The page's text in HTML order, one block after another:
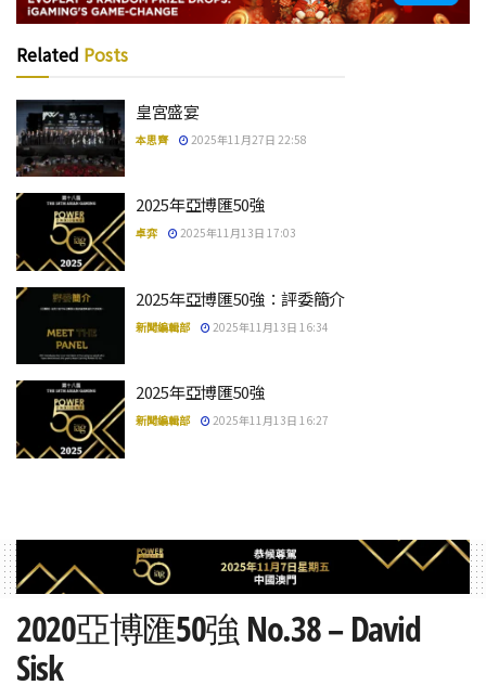
Related Posts
皇宮盛宴
本思齊 2025年11月27日 22:58
2025年亞博匯50強
卓弈 2025年11月13日 17:03
2025年亞博匯50強：評委簡介
新聞編輯部 2025年11月13日 16:34
2025年亞博匯50強
新聞編輯部 2025年11月13日 16:27
2020亞博匯50強 No.38 – David
Sisk